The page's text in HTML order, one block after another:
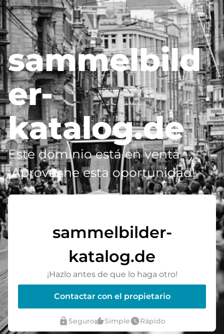
sammelbild
er-
katalog.de
Este dominio está en venta -
¡Aproveche esta oportunidad!
sammelbilder-
katalog.de
¡Hazlo antes de que lo haga otro!
Contactar con el propietario
lock Segurothumb_up_altSimplewatch_laterRápido